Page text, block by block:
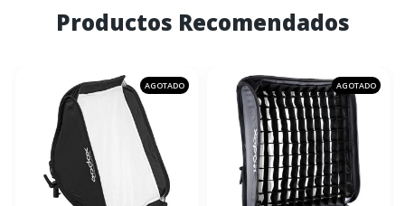
Productos Recomendados
AGOTADO AGOTADO